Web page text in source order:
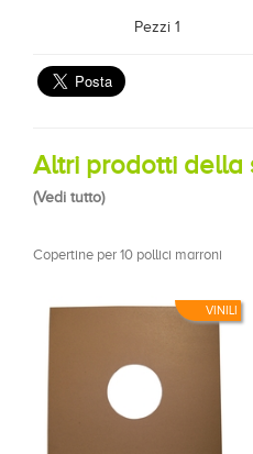
Pezzi 1
Altri prodotti della
(Vedi tutto)
VINILI
Copertine per 10 pollici marroni